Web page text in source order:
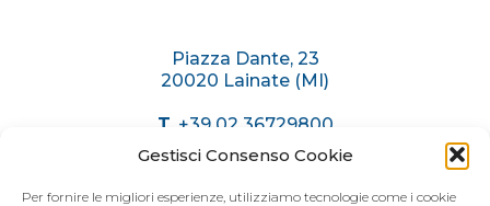
Gestisci Consenso Cookie
Per fornire le migliori esperienze, utilizziamo tecnologie come i cookie
Piazza Dante, 23
20020 Lainate (MI)
T. +39 02 36729800
C.
+39 375 6174071
info@immobiliaremariani.it